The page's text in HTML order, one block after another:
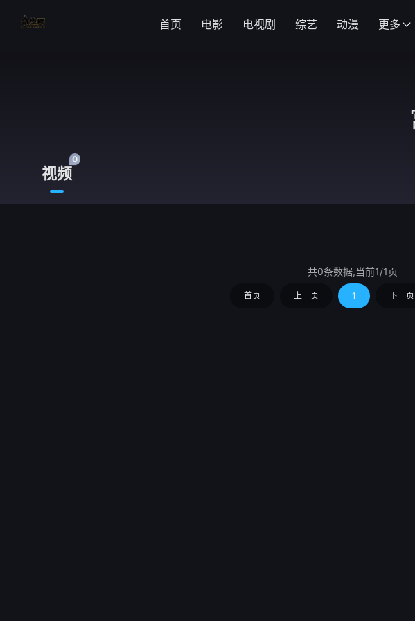
首页 电影 电视剧 综艺 动漫 更多
视频
0
共0条数据,当前1/1页
首页 上一页 1 下一页